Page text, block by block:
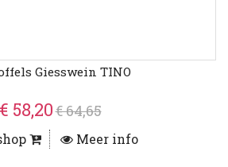
Giesswein TINO
€ 58,20€ 64,65
Meer info